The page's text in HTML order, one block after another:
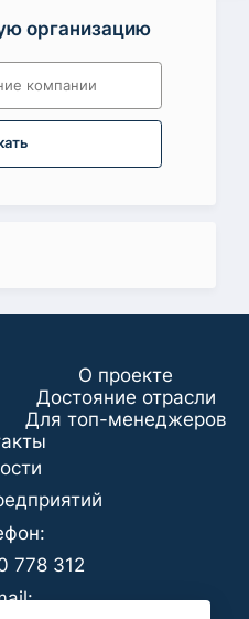
организацию
О проекте
Достояние отрасли
Для топ-менеджеров
778 312